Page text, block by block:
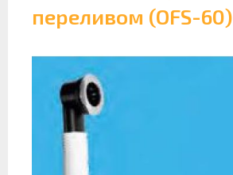
переливом (OFS-60)